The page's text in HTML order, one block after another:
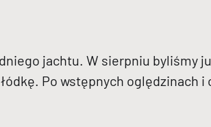
jachtu. W sierpniu byliśmy
Po wstępnych oględzinach